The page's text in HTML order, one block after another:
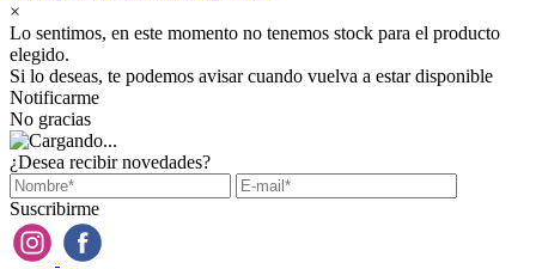
×
Lo sentimos, en este momento no tenemos stock para el producto
elegido.
Si lo deseas, te podemos avisar cuando vuelva a estar disponible
Notificarme
No gracias
¿Desea recibir novedades?
Suscribirme